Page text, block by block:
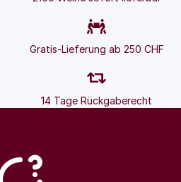
Gratis-Lieferung ab 250 CHF
14 Tage Rückgaberecht